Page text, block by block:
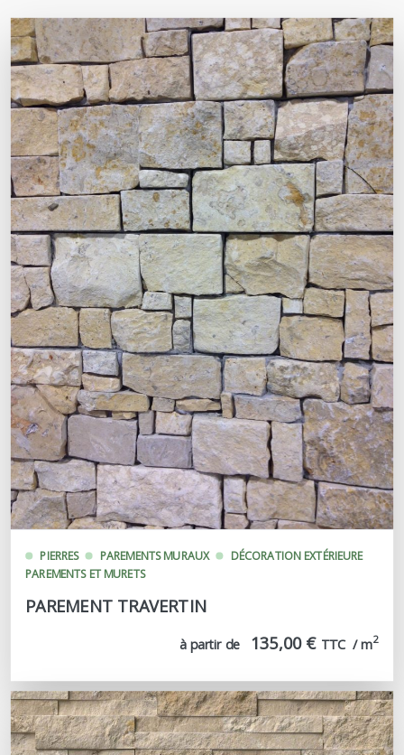
PIERRES PAREMENTS MURAUX DÉCORATION EXTÉRIEURE
PAREMENTS ET MURETS
PAREMENT TRAVERTIN
à partir de 135,00 € TTC  / m2